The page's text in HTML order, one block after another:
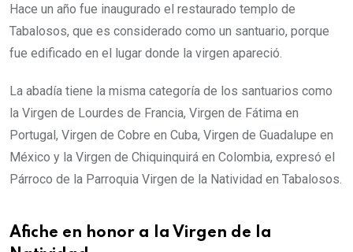
Hace un año fue inaugurado el restaurado templo de
Tabalosos, que es considerado como un santuario, porque
fue edificado en el lugar donde la virgen apareció.
La abadía tiene la misma categoría de los santuarios como
la Virgen de Lourdes de Francia, Virgen de Fátima en
Portugal, Virgen de Cobre en Cuba, Virgen de Guadalupe en
México y la Virgen de Chiquinquirá en Colombia, expresó el
Párroco de la Parroquia Virgen de la Natividad en Tabalosos.
Afiche en honor a la Virgen de la